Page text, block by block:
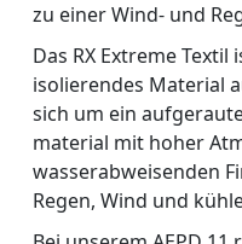
zu einer Wind- und
Das RX Extreme
isolierendes Material
sich um ein
material mit hoher
wasserabweisenden
Regen, Wind und